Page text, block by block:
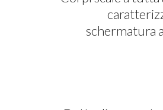
schermatura